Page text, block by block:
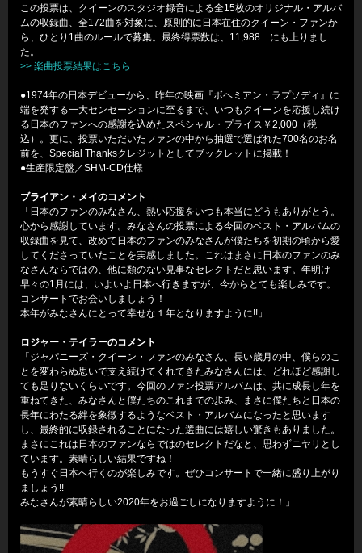
この投票は、クイーンのスタジオ録音による全15枚のオリジナル・アルバ
ムの収録曲、全172曲を対象に、原則的に日本在住のクイーン・ファンか
ら、ひとり1曲のルールで募集。最終得票数は、11,988 にも上りまし
た。
>> 楽曲投票結果はこちら
●1974年の日本デビューから、昨年の映画『ボヘミアン・ラプソディ』に
端を発する一大センセーションに至るまで、いつもクイーンを応援し続け
る日本のファンへの感謝を込めたスペシャル・プライス￥2,000（税
込）。更に、投票いただいたファンの中から抽選で選ばれた700名のお名
前を、Special Thanksクレジットとしてブックレットに掲載！
●生産限定盤／SHM-CD仕様
ブライアン・メイのコメント
「日本のファンのみなさん、熱い応援をいつも本当にどうもありがとう。
心から感謝しています。みなさんの投票による今回のベスト・アルバムの
収録曲を見て、改めて日本のファンのみなさんが僕たちを初期の頃から愛
してくださっていたことを実感しました。これはまさに日本のファンのみ
なさんならではの、他に類のない見事なセレクトだと思います。年明け
早々の1月には、いよいよ日本へ行きますが、今からとても楽しみです。
コンサートでお会いしましょう！
本年がみなさんにとって幸せな１年となりますように!!」
ロジャー・テイラーのコメント
「ジャパニーズ・クイーン・ファンのみなさん、長い歳月の中、僕らのこ
とを変わらぬ思いで支え続けてくれてきたみなさんには、どれほど感謝し
ても足りないくらいです。今回のファン投票アルバムは、共に成長し年を
重ねてきた、みなさんと僕たちのこれまでの歩み、まさに僕たちと日本の
長年にわたる絆を象徴するようなベスト・アルバムになったと思います
し、最終的に収録されることになった選曲には嬉しい驚きもありました。
まさにこれは日本のファンならではのセレクトだなと、思わずニヤリとし
ています。素晴らしい結果ですね！
もうすぐ日本へ行くのが楽しみです。ぜひコンサートで一緒に盛り上がり
ましょう!!
みなさんが素晴らしい2020年をお過ごしになりますように！」